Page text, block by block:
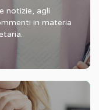
notizie, agli
in materia